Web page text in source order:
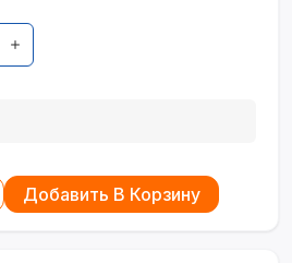
Добавить В Корзину